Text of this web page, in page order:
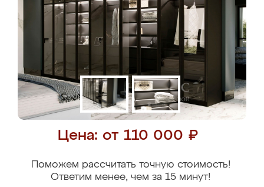
Цена: от 110 000 ₽
Поможем рассчитать точную стоимость!
Ответим менее, чем за 15 минут!